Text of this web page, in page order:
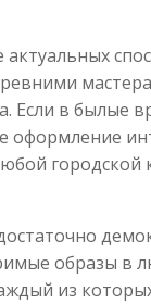
Если в былые
оформление
городской
образы в
из